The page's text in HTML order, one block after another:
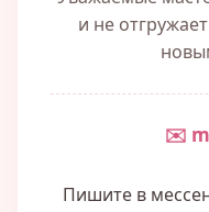
и не
✉️
Пишите в